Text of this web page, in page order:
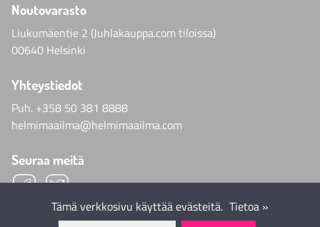
Noutovarasto
Liukumäentie 2 (Juhlakauppa.com tiloissa)
00640 Helsinki
Yhteystiedot
Puh. +358 50 381 8888
helmimaailma@helmimaailma.com
Seuraa meitä
Tämä verkkosivu käyttää evästeitä. Tietoa »